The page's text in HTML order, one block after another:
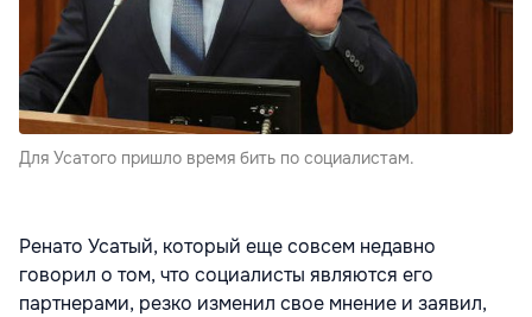
Для Усатого пришло время бить по социалистам.
Ренато Усатый, который еще совсем недавно
говорил о том, что социалисты являются его
партнерами, резко изменил свое мнение и заявил,